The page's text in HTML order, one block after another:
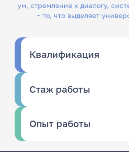
ум, стремление к диалогу, системность и трудолюбие
– то, что выделяет
Квалификация
Стаж работы
Опыт работы